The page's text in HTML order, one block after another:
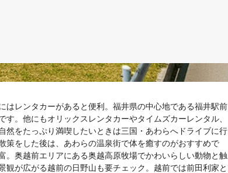
レンタカーがあると便利。福井県の中心地である福井駅前
。他にもオリックスレンタカーやタイムズカーレンタル、
然をたっぷり満喫したいときは三国・あわらへドライブに行
策をした後は、あわらの温泉街で体を癒すのがおすすめで
奥越前エリアにある奥越高原牧場でかわいらしい動物と触
が広がる越前の日野山も要チェック。越前では前田利家と